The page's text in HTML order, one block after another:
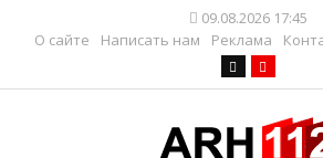
09.08.2026 17:45
О сайте
Написать нам Реклама